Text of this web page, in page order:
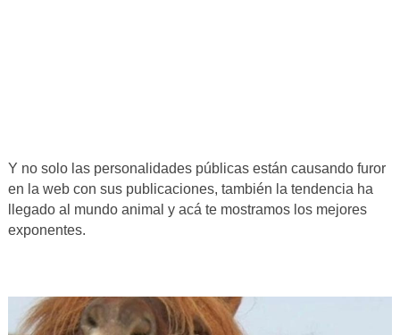
Y no solo las personalidades públicas están causando furor
en la web con sus publicaciones, también la tendencia ha
llegado al mundo animal y acá te mostramos los mejores
exponentes.